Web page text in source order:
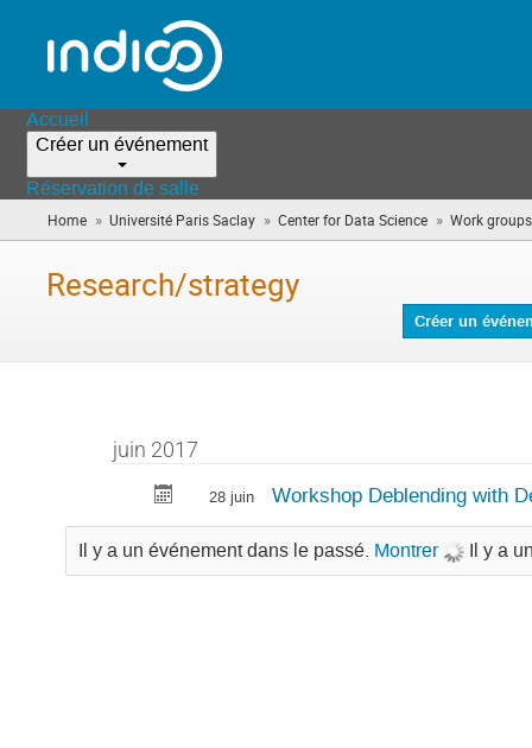
Accueil
Créer un événement
Réservation de salle
Home » Université Paris Saclay » Center for Data Science » Work groups
Research/strategy
Créer un
juin 2017
28 juin Workshop Deblending with
Il y a un événement dans le passé. Montrer Il y a